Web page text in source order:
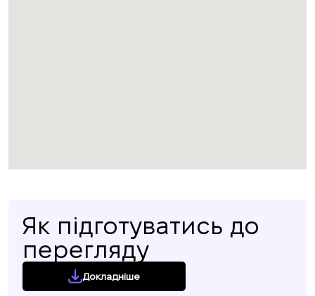
Як підготуватись до
перегляду
Докладніше